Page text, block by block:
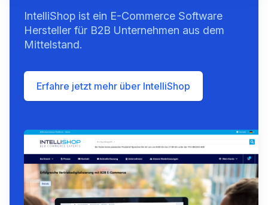
IntelliShop ist ein E-Commerce Software
Hersteller für B2B Unternehmen aus dem
Mittelstand.
Erfahre jetzt mehr über IntelliShop